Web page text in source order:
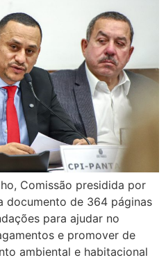
Comissão presidida por
documento de 364 páginas
para ajudar no
e promover de
ambiental e habitacional